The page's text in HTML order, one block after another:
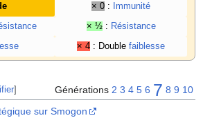
× 0 : Immunité
× ½ : Résistance
× 4 : Double faiblesse
] Générations 2 3 4 5 6 7 8 9 10
sur Smogon